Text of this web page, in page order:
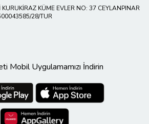
KÜME EVLER NO: 37 CEYLANPINAR
28/TUR
Mobil Uygulamamızı İndirin